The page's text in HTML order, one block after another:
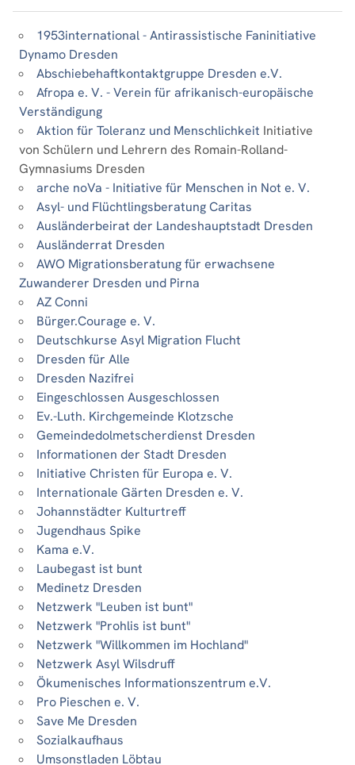
1953international - Antirassistische Faninitiative
Dynamo Dresden
Abschiebehaftkontaktgruppe Dresden e.V.
Afropa e. V. - Verein für afrikanisch-europäische
Verständigung
Aktion für Toleranz und Menschlichkeit Initiative
von Schülern und Lehrern des Romain-Rolland-
Gymnasiums Dresden
arche noVa - Initiative für Menschen in Not e. V.
Asyl- und Flüchtlingsberatung Caritas
Ausländerbeirat der Landeshauptstadt Dresden
Ausländerrat Dresden
AWO Migrationsberatung für erwachsene
Zuwanderer Dresden und Pirna
AZ Conni
Bürger.Courage e. V.
Deutschkurse Asyl Migration Flucht
Dresden für Alle
Dresden Nazifrei
Eingeschlossen Ausgeschlossen
Ev.-Luth. Kirchgemeinde Klotzsche
Gemeindedolmetscherdienst Dresden
Informationen der Stadt Dresden
Initiative Christen für Europa e. V.
Internationale Gärten Dresden e. V.
Johannstädter Kulturtreff
Jugendhaus Spike
Kama e.V.
Laubegast ist bunt
Medinetz Dresden
Netzwerk "Leuben ist bunt"
Netzwerk "Prohlis ist bunt"
Netzwerk "Willkommen im Hochland"
Netzwerk Asyl Wilsdruff
Ökumenisches Informationszentrum e.V.
Pro Pieschen e. V.
Save Me Dresden
Sozialkaufhaus
Umsonstladen Löbtau